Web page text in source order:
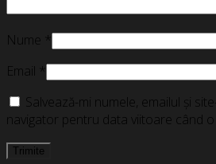
Nume *
Email *
Salvează-mi numele, emailul și
navigator pentru data viitoare când o